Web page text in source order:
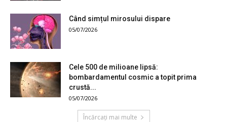
Când simțul mirosului dispare
05/07/2026
Cele 500 de milioane lipsă:
bombardamentul cosmic a topit prima
crustă...
05/07/2026
Încărcați mai multe